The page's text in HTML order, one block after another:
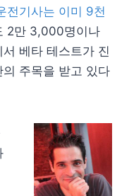
전기사는 이미 9천
2만 3,000명이나
베타 테스트가 진
주목을 받고 있다